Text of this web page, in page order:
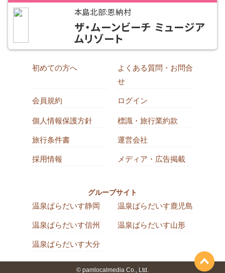
本島北部:恩納村
ザ・ムーンビーチ ミュージア
ムリゾート
初めての方へ
よくある質問・お問合
せ
会員規約 ログイン
個人情報保護方針 標識・旅行業約款
旅行条件書 運営会社
採用情報 メディア・広告掲載
グループサイト
温泉ぱらだいす静岡 温泉ぱらだいす鹿児島
温泉ぱらだいす信州 温泉ぱらだいす山形
温泉ぱらだいす大分
© pamlocalmedia Co., Ltd.